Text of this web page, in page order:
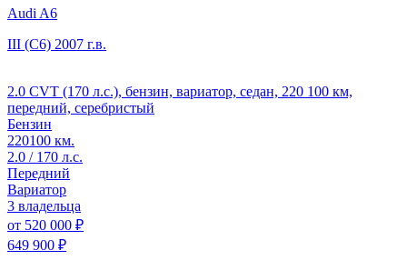
Audi A6
III (C6) 2007 г.в.
2.0 CVT (170 л.с.), бензин, вариатор, седан, 220 100 км,
передний, серебристый
Бензин
220100 км.
2.0 / 170 л.с.
Передний
Вариатор
3 владельца
от 520 000 ₽
649 900 ₽